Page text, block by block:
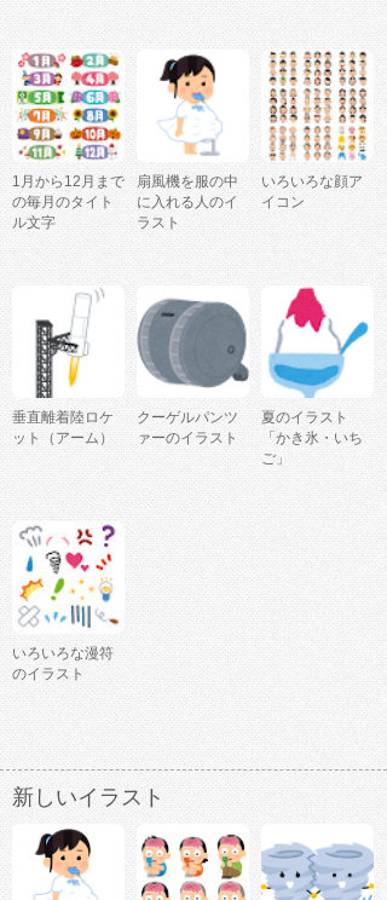
1月から12月まで
の毎月のタイト
ル文字
扇風機を服の中
に入れる人のイ
ラスト
いろいろな顔ア
イコン
垂直離着陸ロケ
ット（アーム）
クーゲルパンツ
ァーのイラスト
夏のイラスト
「かき氷・いち
ご」
いろいろな漫符
のイラスト
新しいイラスト